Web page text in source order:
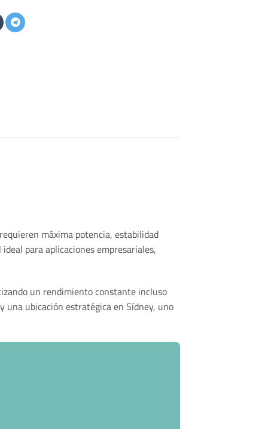
máxima potencia, estabilidad
para aplicaciones empresariales,
un rendimiento constante incluso
ubicación estratégica en Sídney, uno